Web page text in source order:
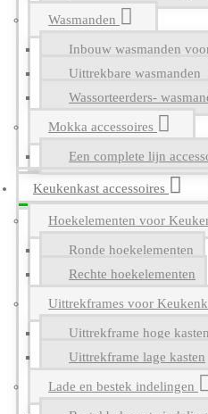
Wasmanden
Inbouw wasmanden
Uittrekbare wasmanden
Wassorteerders-
Mokka accessoires
Een complete lijn
Keukenkast accessoires
Hoekelementen voor
Ronde hoekelementen
Rechte hoekelementen
Uittrekframes voor
Uittrekframe hoge kasten
Uittrekframe lage kasten
Lade en bestek indelingen